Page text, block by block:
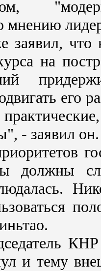
мнению
заявил, что
на
его
- заявил он.
должны
и тему